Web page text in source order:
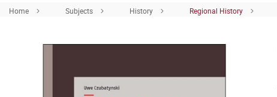
Home Subjects History Regional History